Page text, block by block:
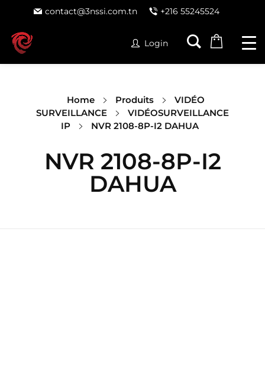
contact@3nssi.com.tn +216 55245524
Login
Home Produits
VIDÉO
SURVEILLANCE
VIDÉOSURVEILLANCE
IP
NVR 2108-8P-I2 DAHUA
NVR 2108-8P-I2
DAHUA